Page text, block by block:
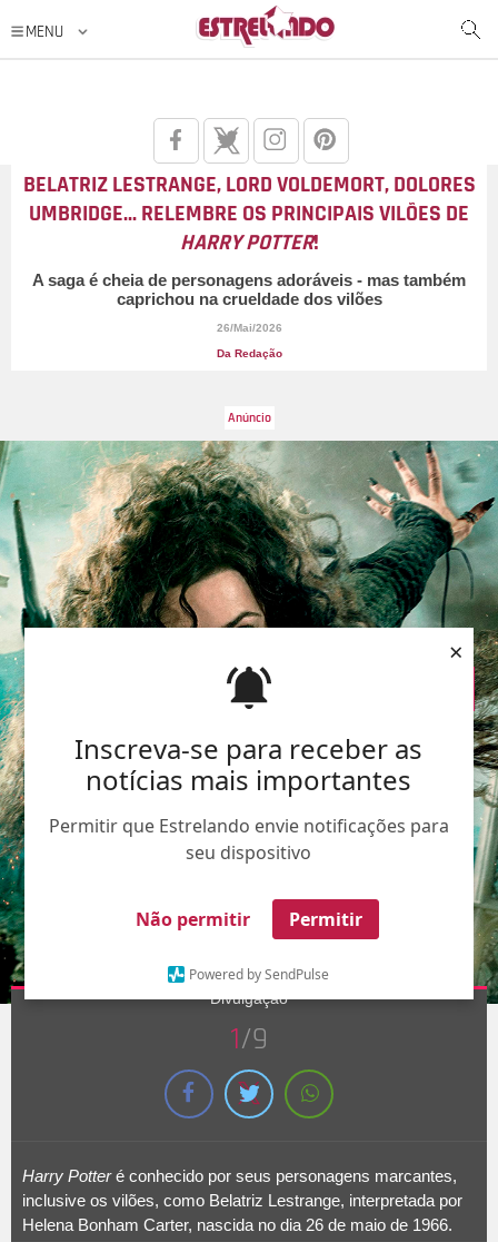
Inscreva-se para receber as
notícias mais importantes
Permitir que Estrelando envie notificações para
seu dispositivo
Não permitir Permitir
Powered by SendPulse
×
BELATRIZ LESTRANGE, LORD VOLDEMORT, DOLORES
UMBRIDGE... RELEMBRE OS PRINCIPAIS VILÕES DE
HARRY POTTER!
A saga é cheia de personagens adoráveis - mas também
caprichou na crueldade dos vilões
26/Mai/2026
Da Redação
Divulgação
1/9
Harry Potteré conhecido por seus personagens marcantes,
inclusive os vilões, como Belatriz Lestrange, interpretada por
Helena Bonham Carter, nascida no dia 26 de maio de 1966.